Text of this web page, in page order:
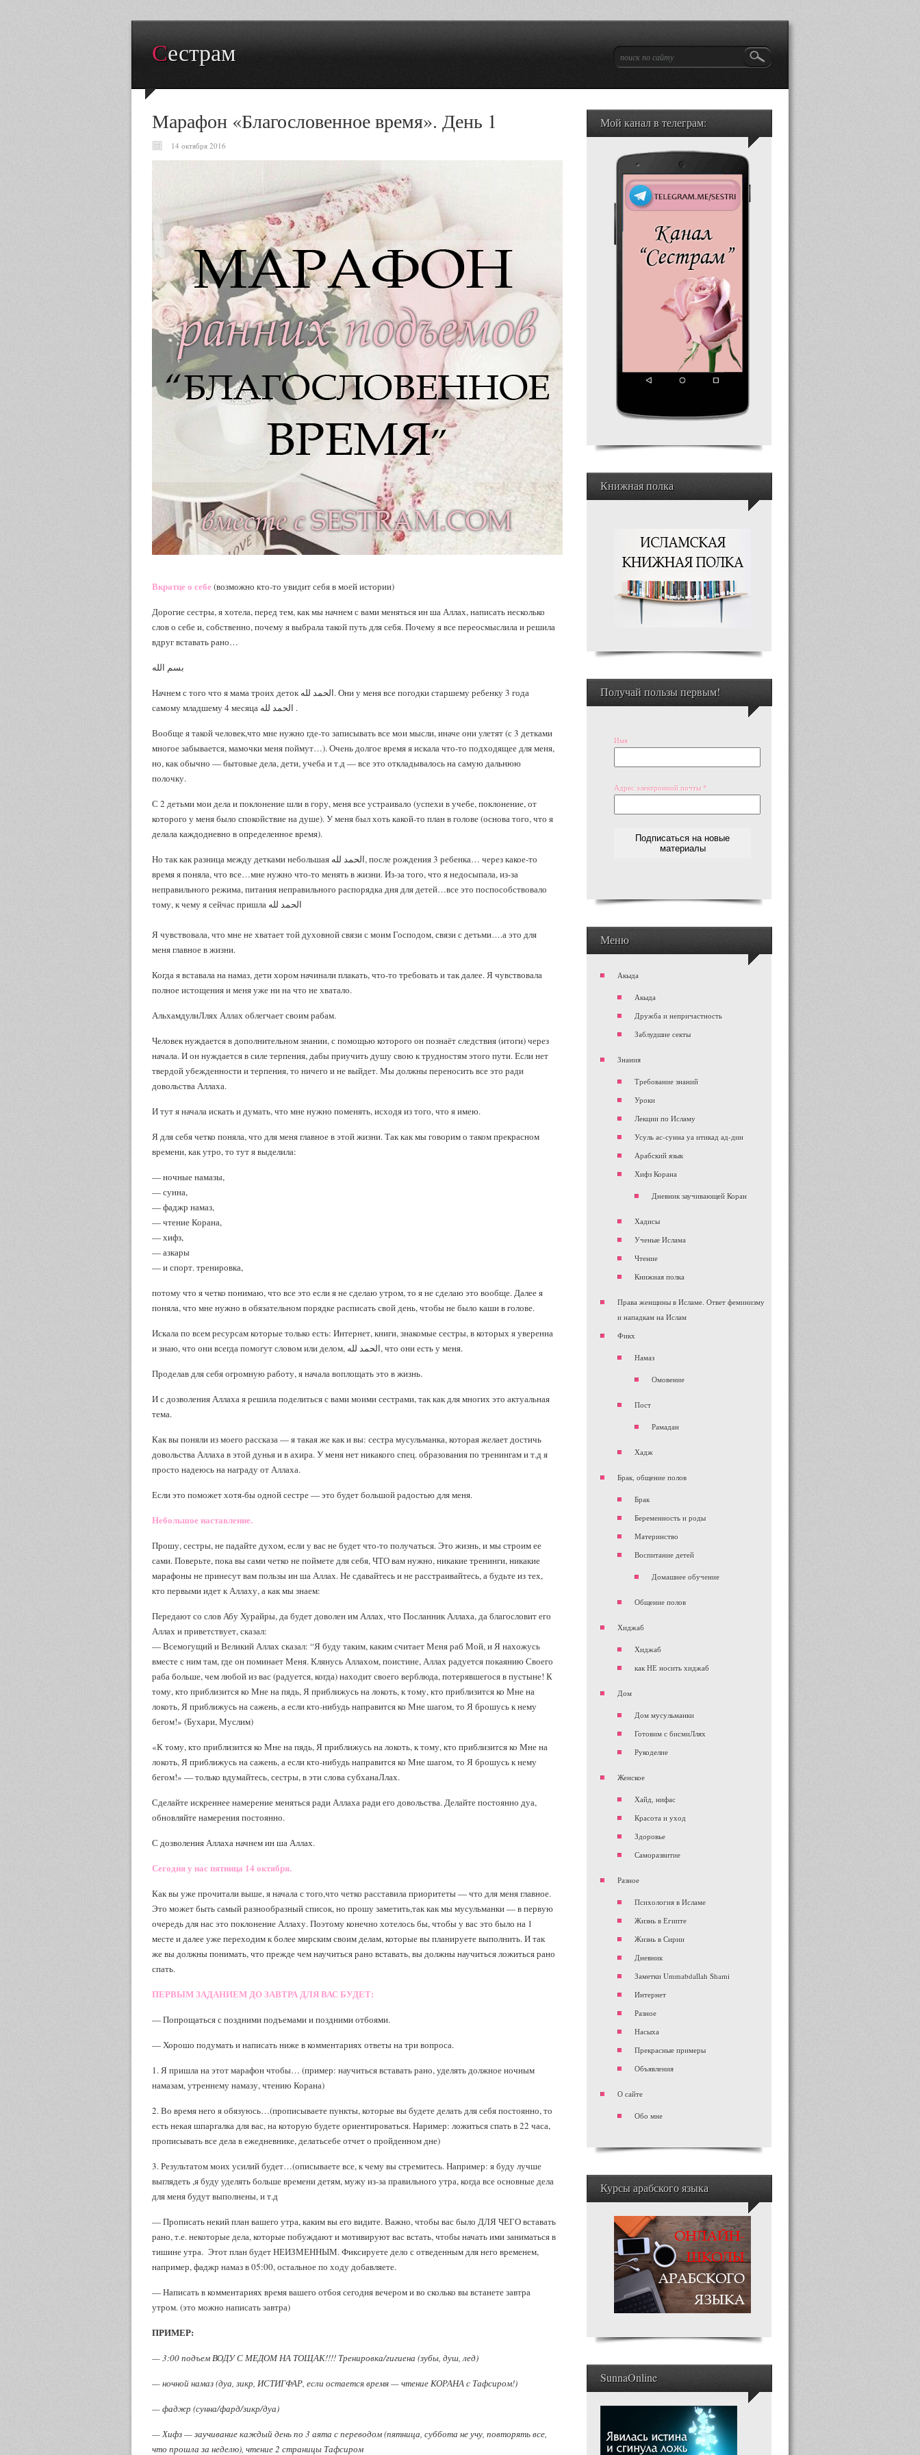
Сестрам
Марафон «Благословенное время». День 1
14 октября 2016
Вкратце о себе(возможно кто-то увидит себя в моей истории)
Дорогие сестры, я хотела, перед тем, как мы начнем с вами меняться ин ша Аллах, написать несколько
слов о себе и, собственно, почему я выбрала такой путь для себя. Почему я все переосмыслила и решила
вдруг вставать рано…
بسم الله
Начнем с того что я мама троих деток الحمد لله. Они у меня все погодки старшему ребенку 3 года
самому младшему 4 месяца الحمد لله .
Вообще я такой человек,что мне нужно где-то записывать все мои мысли, иначе они улетят (с 3 детками
многое забывается, мамочки меня поймут…). Очень долгое время я искала что-то подходящее для меня,
но, как обычно — бытовые дела, дети, учеба и т.д — все это откладывалось на самую дальнюю
полочку.
С 2 детьми мои дела и поклонение шли в гору, меня все устраивало (успехи в учебе, поклонение, от
которого у меня было спокойствие на душе). У меня был хоть какой-то план в голове (основа того, что я
делала каждодневно в определенное время).
Но так как разница между детками небольшая الحمد لله, после рождения 3 ребенка… через какое-то
время я поняла, что все…мне нужно что-то менять в жизни. Из-за того, что я недосыпала, из-за
неправильного режима, питания неправильного распорядка дня для детей…все это поспособствовало
тому, к чему я сейчас пришла الحمد لله
Я чувствовала, что мне не хватает той духовной связи с моим Господом, связи с детьми….а это для
меня главное в жизни.
Когда я вставала на намаз, дети хором начинали плакать, что-то требовать и так далее. Я чувствовала
полное истощения и меня уже ни на что не хватало.
АльхамдулиЛлях Аллах облегчает своим рабам.
Человек нуждается в дополнительном знании, с помощью которого он познаёт следствия (итоги) через
начала. И он нуждается в силе терпения, дабы приучить душу свою к трудностям этого пути. Если нет
твердой убежденности и терпения, то ничего и не выйдет. Мы должны переносить все это ради
довольства Аллаха.
И тут я начала искать и думать, что мне нужно поменять, исходя из того, что я имею.
Я для себя четко поняла, что для меня главное в этой жизни. Так как мы говорим о таком прекрасном
времени, как утро, то тут я выделила:
— ночные намазы,
— сунна,
— фаджр намаз,
— чтение Корана,
— хифз,
— азкары
— и спорт. тренировка,
потому что я четко понимаю, что все это если я не сделаю утром, то я не сделаю это вообще. Далее я
поняла, что мне нужно в обязательном порядке расписать свой день, чтобы не было каши в голове.
Искала по всем ресурсам которые только есть: Интернет, книги, знакомые сестры, в которых я уверенна
и знаю, что они всегда помогут словом или делом, الحمد لله, что они есть у меня.
Проделав для себя огромную работу, я начала воплощать это в жизнь.
И с дозволения Аллаха я решила поделиться с вами моими сестрами, так как для многих это актуальная
тема.
Как вы поняли из моего рассказа — я такая же как и вы: сестра мусульманка, которая желает достичь
довольства Аллаха в этой дунья и в ахира. У меня нет никакого спец. образования по тренингам и т.д я
просто надеюсь на награду от Аллаха.
Если это поможет хотя-бы одной сестре — это будет большой радостью для меня.
Небольшое наставление.
Прошу, сестры, не падайте духом, если у вас не будет что-то получаться. Это жизнь, и мы строим ее
сами. Поверьте, пока вы сами четко не поймете для себя, ЧТО вам нужно, никакие тренинги, никакие
марафоны не принесут вам пользы ин ша Аллах. Не сдавайтесь и не расстраивайтесь, а будьте из тех,
кто первыми идет к Аллаху, а как мы знаем:
Передают со слов Абу Хурайры, да будет доволен им Аллах, что Посланник Аллаха, да благословит его
Аллах и приветствует, сказал:
— Всемогущий и Великий Аллах сказал: “Я буду таким, каким считает Меня раб Мой, и Я нахожусь
вместе с ним там, где он поминает Меня. Клянусь Аллахом, поистине, Аллах радуется покаянию Своего
раба больше, чем любой из вас (радуется, когда) находит своего верблюда, потерявшегося в пустыне! К
тому, кто приблизится ко Мне на пядь, Я приближусь на локоть, к тому, кто приблизится ко Мне на
локоть, Я приближусь на сажень, а если кто-нибудь направится ко Мне шагом, то Я брошусь к нему
бегом!» (Бухари, Муслим)
«К тому, кто приблизится ко Мне на пядь, Я приближусь на локоть, к тому, кто приблизится ко Мне на
локоть, Я приближусь на сажень, а если кто-нибудь направится ко Мне шагом, то Я брошусь к нему
бегом!» — только вдумайтесь, сестры, в эти слова субханаЛлах.
Сделайте искреннее намерение меняться ради Аллаха ради его довольства. Делайте постоянно дуа,
обновляйте намерения постоянно.
С дозволения Аллаха начнем ин ша Аллах.
Сегодня у нас пятница 14 октября.
Как вы уже прочитали выше, я начала с того,что четко расставила приоритеты — что для меня главное.
Это может быть самый разнообразный список, но прошу заметить,так как мы мусульманки — в первую
очередь для нас это поклонение Аллаху. Поэтому конечно хотелось бы, чтобы у вас это было на 1
месте и далее уже переходим к более мирским своим делам, которые вы планируете выполнить. И так
же вы должны понимать, что прежде чем научиться рано вставать, вы должны научиться ложиться рано
спать.
ПЕРВЫМ ЗАДАНИЕМ ДО ЗАВТРА ДЛЯ ВАС БУДЕТ:
— Попрощаться с поздними подъемами и поздними отбоями.
— Хорошо подумать и написать ниже в комментариях ответы на три вопроса.
1. Я пришла на этот марафон чтобы… (пример: научиться вставать рано, уделять должное ночным
намазам, утреннему намазу, чтению Корана)
2. Во время него я обязуюсь…(прописываете пункты, которые вы будете делать для себя постоянно, то
есть некая шпаргалка для вас, на которую будете ориентироваться. Наример: ложиться спать в 22 часа,
прописывать все дела в ежедневнике, делатьсебе отчет о пройденном дне)
3. Результатом моих усилий будет…(описываете все, к чему вы стремитесь. Например: я буду лучше
выглядеть ,я буду уделять больше времени детям, мужу из-за правильного утра, когда все основные дела
для меня будут выполнены, и т.д
— Прописать некий план вашего утра, каким вы его видите. Важно, чтобы вас было ДЛЯ ЧЕГО вставать
рано, т.е. некоторые дела, которые побуждают и мотивируют вас встать, чтобы начать ими заниматься в
тишине утра. Этот план будет НЕИЗМЕННЫМ. Фиксируете дело с отведенным для него временем,
например, фаджр намаз в 05:00, остальное по ходу добавляете.
— Написать в комментариях время вашего отбоя сегодня вечером и во сколько вы встанете завтра
утром. (это можно написать завтра)
ПРИМЕР:
— 3:00 подъем ВОДУ С МЕДОМ НА ТОЩАК!!!! Тренировка/гигиена (зубы, душ, лед)
— ночной намаз (дуа, зикр, ИСТИГФАР, если остается время — чтение КОРАНА с Тафсиром!)
— фаджр (сунна/фард/зикр/дуа)
— Хифз — заучивание каждый день по 3 аята с переводом (пятница, суббота не учу, повторять все,
что прошла за неделю), чтение 2 страницы Тафсиром
Мой канал в телеграм:
Книжная полка
Получай пользы первым!
Имя
Адрес электронной почты *
Меню
Акыда
Акыда
Дружба и непричастность
Заблудшие секты
Знания
Требование знаний
Уроки
Лекции по Исламу
Усуль ас-сунна уа итикад ад-дин
Арабский язык
Хифз Корана
Дневник заучивающей Коран
Хадисы
Ученые Ислама
Чтение
Книжная полка
Права женщины в Исламе. Ответ феминизму
и нападкам на Ислам
Фикх
Намаз
Омовение
Пост
Рамадан
Хадж
Брак, общение полов
Брак
Беременность и роды
Материнство
Воспитание детей
Домашнее обучение
Общение полов
Хиджаб
Хиджаб
как НЕ носить хиджаб
Дом
Дом мусульманки
Готовим с бисмиЛлях
Рукоделие
Женское
Хайд, нифас
Красота и уход
Здоровье
Саморазвитие
Разное
Психология в Исламе
Жизнь в Египте
Жизнь в Сирии
Дневник
Заметки Ummabdallah Shami
Интернет
Разное
Насыха
Прекрасные примеры
Объявления
О сайте
Обо мне
Курсы арабского языка
SunnaOnline